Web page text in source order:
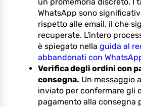
WhatsApp sono
rispetto alle email, il che
recuperate. L'intero
è spiegato nella guida al
abbandonati con
Verifica degli ordini con
consegna. Un messaggio
inviato per confermare gli
pagamento alla consegna